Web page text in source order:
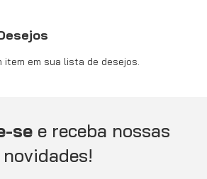
item em sua lista de desejos.
see receba nossas
novidades!